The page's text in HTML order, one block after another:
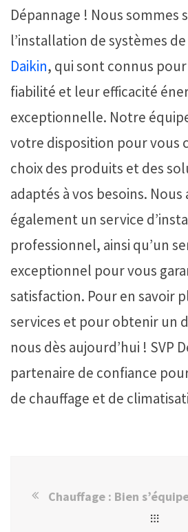
Dépannage ! Nous sommes
l’installation de systèmes de
Daikin, qui sont connus
fiabilité et leur efficacité
exceptionnelle. Notre
votre disposition pour vous
choix des produits et des
adaptés à vos besoins. Nous
également un service
professionnel, ainsi qu’un
exceptionnel pour vous
satisfaction. Pour en savoir
services et pour obtenir un
nous dès aujourd’hui ! SVP
partenaire de confiance
de chauffage et de